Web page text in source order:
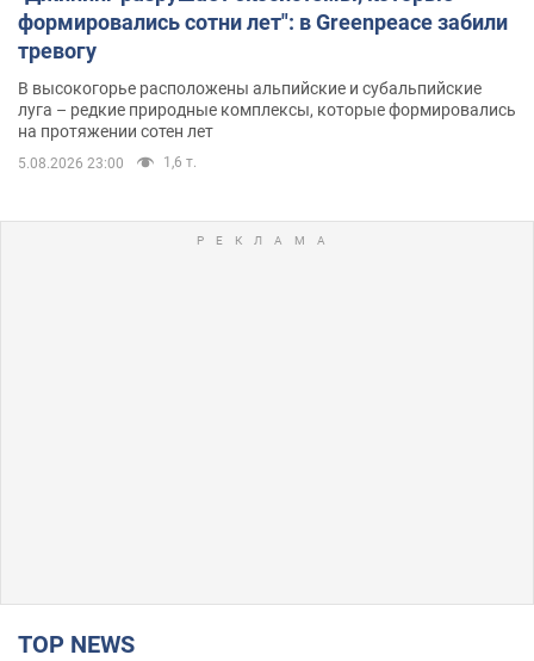
формировались сотни лет": в Greenpeace забили
тревогу
В высокогорье расположены альпийские и субальпийские
луга – редкие природные комплексы, которые формировались
на протяжении сотен лет
5.08.2026 23:00 1,6 т.
TOP NEWS